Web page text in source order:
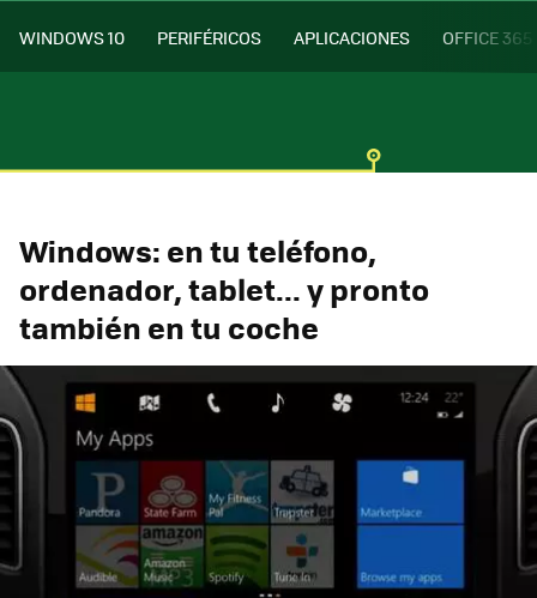
WINDOWS 10 PERIFÉRICOS APLICACIONES OFFICE 365
Windows: en tu teléfono,
ordenador, tablet... y pronto
también en tu coche